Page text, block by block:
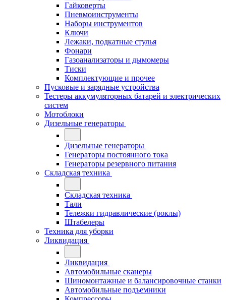
Гайковерты
Пневмоинструменты
Наборы инструментов
Ключи
Лежаки, подкатные стулья
Фонари
Газоанализаторы и дымомеры
Тиски
Комплектующие и прочее
Пусковые и зарядные устройства
Тестеры аккумуляторных батарей и электрических
систем
Мотоблоки
Дизельные генераторы
Дизельные генераторы
Генераторы постоянного тока
Генераторы резервного питания
Складская техника
Складская техника
Тали
Тележки гидравлические (роклы)
Штабелеры
Техника для уборки
Ликвидация
Ликвидация
Автомобильные сканеры
Шиномонтажные и балансировочные станки
Автомобильные подъемники